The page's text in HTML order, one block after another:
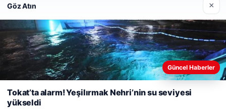
Web sitemizi nasıl kullandığınızı daha iyi anlayabilmek,
kullanıyoruz.Çerez Politikamız
Göz Atın ×
Güncel Haberler
Tokat’ta alarm! Yeşilırmak Nehri’nin su seviyesi
yükseldi